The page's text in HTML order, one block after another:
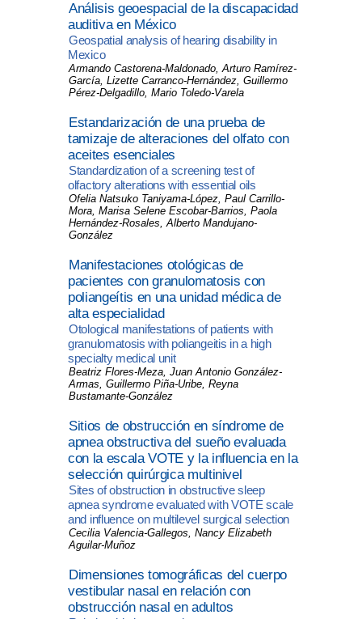
Análisis geoespacial de la discapacidad
auditiva en México
Geospatial analysis of hearing disability in
Mexico
Armando Castorena-Maldonado, Arturo Ramírez-
García, Lizette Carranco-Hernández, Guillermo
Pérez-Delgadillo, Mario Toledo-Varela
Estandarización de una prueba de
tamizaje de alteraciones del olfato con
aceites esenciales
Standardization of a screening test of
olfactory alterations with essential oils
Ofelia Natsuko Taniyama-López, Paul Carrillo-
Mora, Marisa Selene Escobar-Barrios, Paola
Hernández-Rosales, Alberto Mandujano-
González
Manifestaciones otológicas de
pacientes con granulomatosis con
poliangeítis en una unidad médica de
alta especialidad
Otological manifestations of patients with
granulomatosis with poliangeitis in a high
specialty medical unit
Beatriz Flores-Meza, Juan Antonio González-
Armas, Guillermo Piña-Uribe, Reyna
Bustamante-González
Sitios de obstrucción en síndrome de
apnea obstructiva del sueño evaluada
con la escala VOTE y la influencia en la
selección quirúrgica multinivel
Sites of obstruction in obstructive sleep
apnea syndrome evaluated with VOTE scale
and influence on multilevel surgical selection
Cecilia Valencia-Gallegos, Nancy Elizabeth
Aguilar-Muñoz
Dimensiones tomográficas del cuerpo
vestibular nasal en relación con
obstrucción nasal en adultos